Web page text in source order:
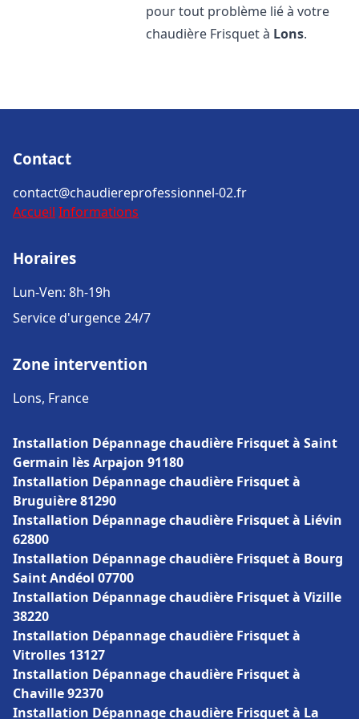
pour tout problème lié à votre
chaudière Frisquet à Lons.
Contact
contact@chaudiereprofessionnel-02.fr
Accueil Informations
Horaires
Lun-Ven: 8h-19h
Service d'urgence 24/7
Zone intervention
Lons, France
Installation Dépannage chaudière Frisquet à Saint
Germain lès Arpajon 91180
Installation Dépannage chaudière Frisquet à
Bruguière 81290
Installation Dépannage chaudière Frisquet à Liévin
62800
Installation Dépannage chaudière Frisquet à Bourg
Saint Andéol 07700
Installation Dépannage chaudière Frisquet à Vizille
38220
Installation Dépannage chaudière Frisquet à
Vitrolles 13127
Installation Dépannage chaudière Frisquet à
Chaville 92370
Installation Dépannage chaudière Frisquet à La